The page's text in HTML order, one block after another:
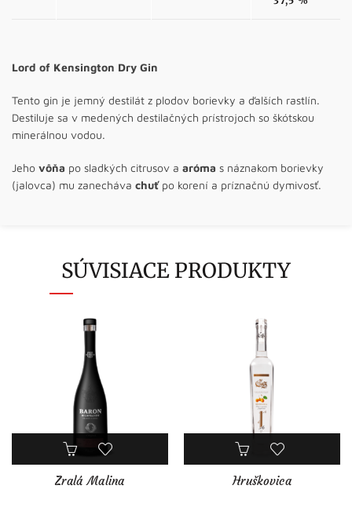
Lord of Kensington Dry Gin
Tento gin je jemný destilát z plodov borievky a ďalších rastlín.
Destiluje sa v medených destilačných prístrojoch so škótskou
minerálnou vodou.
Jeho vôňa po sladkých citrusov a aróma s náznakom borievky
(jalovca) mu zanecháva chuťpo korení a príznačnú dymivosť.
SÚVISIACE PRODUKTY
Zralá Malina Hruškovica